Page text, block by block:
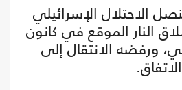
الاحتلال الإسرائيلي
النار الموقع في كانون
ورفضه الانتقال إلى